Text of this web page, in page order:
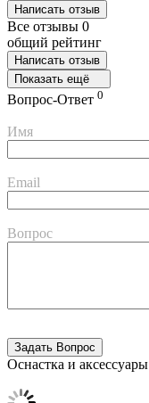
Написать отзыв
Все отзывы 0
общий рейтинг
Написать отзыв
Показать ещё
Вопрос-Ответ 0
Имя
Email
Вопрос
Оснастка и аксессуары